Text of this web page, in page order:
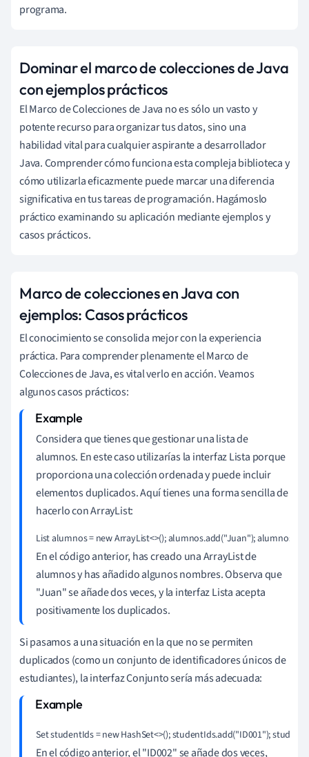
programa.
Dominar el marco de colecciones de Java
con ejemplos prácticos
El Marco de Colecciones de Java no es sólo un vasto y
potente recurso para organizar tus datos, sino una
habilidad vital para cualquier aspirante a desarrollador
Java. Comprender cómo funciona esta compleja biblioteca y
cómo utilizarla eficazmente puede marcar una diferencia
significativa en tus tareas de programación. Hagámoslo
práctico examinando su aplicación mediante ejemplos y
casos prácticos.
Marco de colecciones en Java con
ejemplos: Casos prácticos
El conocimiento se consolida mejor con la experiencia
práctica. Para comprender plenamente el Marco de
Colecciones de Java, es vital verlo en acción. Veamos
algunos casos prácticos:
Considera que tienes que gestionar una lista de
alumnos. En este caso utilizarías la interfaz Lista porque
proporciona una colección ordenada y puede incluir
elementos duplicados. Aquí tienes una forma sencilla de
hacerlo con ArrayList:
List alumnos = new ArrayList<>(); alumnos.add("Juan");
En el código anterior, has creado una ArrayList de
alumnos y has añadido algunos nombres. Observa que
"Juan" se añade dos veces, y la interfaz Lista acepta
positivamente los duplicados.
Si pasamos a una situación en la que no se permiten
duplicados (como un conjunto de identificadores únicos de
estudiantes), la interfaz Conjunto sería más adecuada:
Set studentIds = new HashSet<>(); studentIds.add("ID001");
En el código anterior, el "ID002" se añade dos veces,